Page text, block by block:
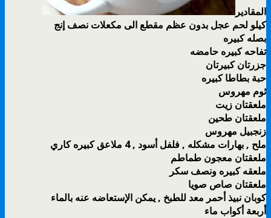
المقادير
كيلو لحم عجل بدون عظم مقطع الى مكعلات نصف إنج
بصله كبيره
تفاحه كبيره حامضه
جزرتان كبيرتان
حبة بطاطا كبيره
ثوم مهروس
ملعقتان زيت
ملعقتان طحين
زنجبيل مهروس
ملح , بهارات مشكله , فلفل أسود , 4 ملاعق كبيره كاري
ملعقتان معجون طماطم
ملعقه كبيره ونصف سكر
ملعقتان صاص صويا
كوبان نبيذ أحمر معد للطبخ , يمكن الإستعاضه عنه بالماء
أربعة أكواب ماء